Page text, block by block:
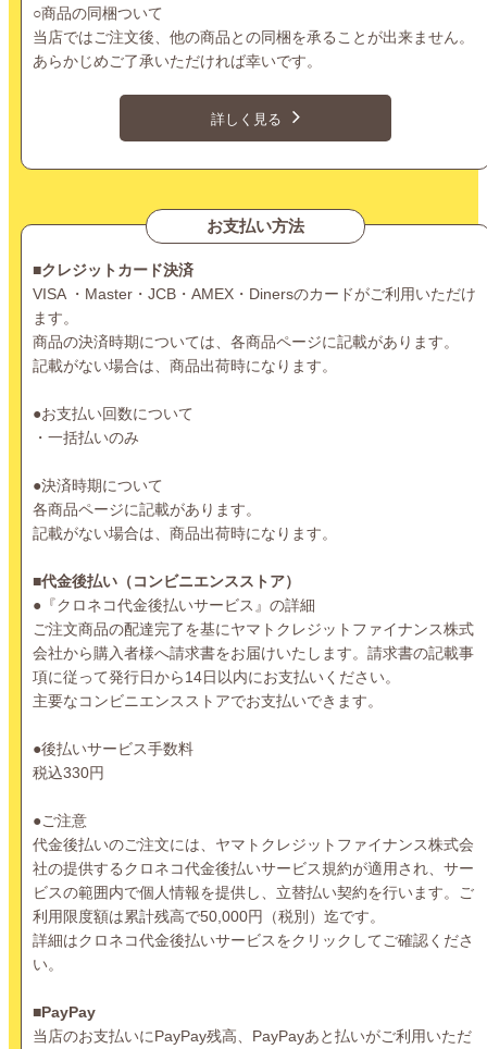
○商品の同梱ついて
当店ではご注文後、他の商品との同梱を承ることが出来ません。
あらかじめご了承いただければ幸いです。
詳しく見る
お支払い方法
■クレジットカード決済
VISA ・Master・JCB・AMEX・Dinersのカードがご利用いただけ
ます。
商品の決済時期については、各商品ページに記載があります。
記載がない場合は、商品出荷時になります。
●お支払い回数について
・一括払いのみ
●決済時期について
各商品ページに記載があります。
記載がない場合は、商品出荷時になります。
■代金後払い（コンビニエンスストア）
●『クロネコ代金後払いサービス』の詳細
ご注文商品の配達完了を基にヤマトクレジットファイナンス株式
会社から購入者様へ請求書をお届けいたします。請求書の記載事
項に従って発行日から14日以内にお支払いください。
主要なコンビニエンスストアでお支払いできます。
●後払いサービス手数料
税込330円
●ご注意
代金後払いのご注文には、ヤマトクレジットファイナンス株式会
社の提供するクロネコ代金後払いサービス規約が適用され、サー
ビスの範囲内で個人情報を提供し、立替払い契約を行います。ご
利用限度額は累計残高で50,000円（税別）迄です。
詳細はクロネコ代金後払いサービスをクリックしてご確認くださ
い。
■PayPay
当店のお支払いにPayPay残高、PayPayあと払いがご利用いただ